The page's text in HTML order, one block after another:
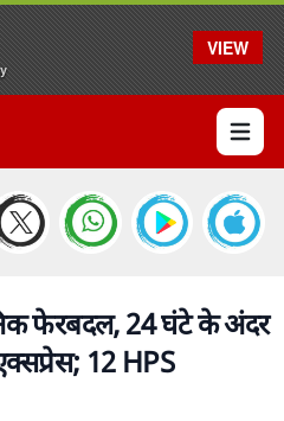
Open
फेरबदल, 24 घंटे के अंदर
12 HPS
VIEW